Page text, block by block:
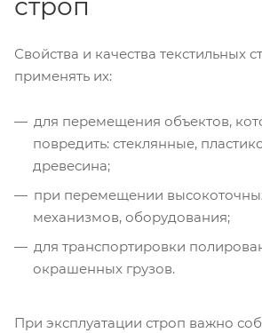
строп
Свойства и качества текстильных
применять их:
для перемещения объектов,
повредить: стеклянные,
древесина;
при перемещении
механизмов, оборудования;
для транспортировки
окрашенных грузов.
При эксплуатации строп важно